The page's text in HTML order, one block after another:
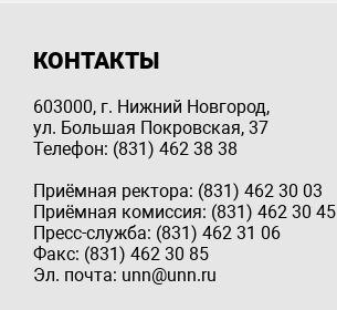
КОНТАКТЫ
603000, г. Нижний Новгород,
ул. Большая Покровская, 37
Телефон: (831) 462 38 38
Приёмная ректора: (831) 462 30 03
Приёмная комиссия: (831) 462 30 45
Пресс-служба: (831) 462 31 06
Факс: (831) 462 30 85
Эл. почта: unn@unn.ru